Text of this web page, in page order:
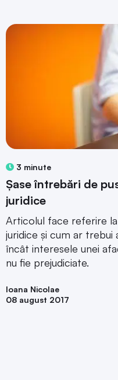
3 minute
Șase întrebări de
juridice
Articolul face referire
juridice și cum ar trebui
încât interesele unei
nu fie prejudiciate.
Ioana Nicolae
08 august 2017